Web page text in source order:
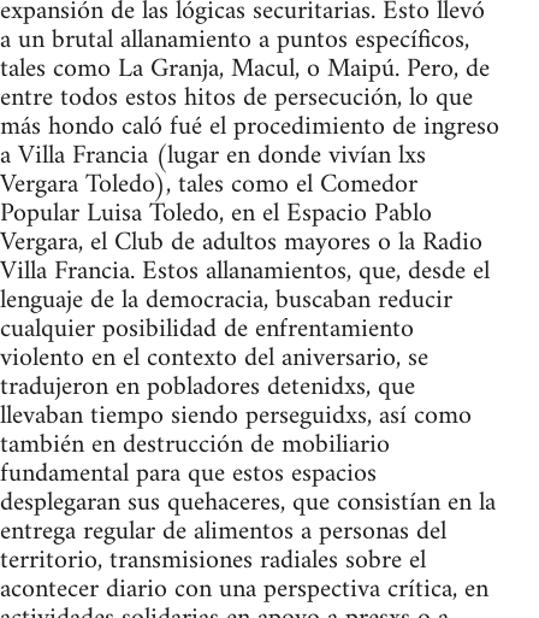
expansión de las lógicas securitarias. Esto llevó
a un brutal allanamiento a puntos específicos,
tales como La Granja, Macul, o Maipú. Pero, de
entre todos estos hitos de persecución, lo que
más hondo caló fué el procedimiento de ingreso
a Villa Francia (lugar en donde vivían lxs
Vergara Toledo), tales como el Comedor
Popular Luisa Toledo, en el Espacio Pablo
Vergara, el Club de adultos mayores o la Radio
Villa Francia. Estos allanamientos, que, desde el
lenguaje de la democracia, buscaban reducir
cualquier posibilidad de enfrentamiento
violento en el contexto del aniversario, se
tradujeron en pobladores detenidxs, que
llevaban tiempo siendo perseguidxs, así como
también en destrucción de mobiliario
fundamental para que estos espacios
desplegaran sus quehaceres, que consistían en la
entrega regular de alimentos a personas del
territorio, transmisiones radiales sobre el
acontecer diario con una perspectiva crítica, en